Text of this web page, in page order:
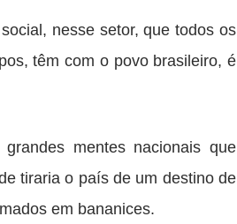
nesse setor, que todos os
têm com o povo brasileiro, é
mentes nacionais que
tiraria o país de um destino de
em bananices.